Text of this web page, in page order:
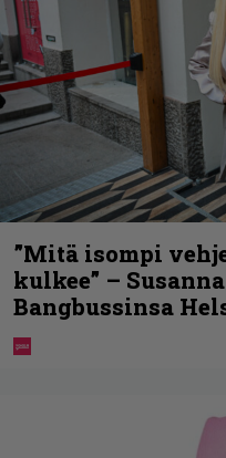
”Mitä isompi
kulkee” –
Bangbussinsa